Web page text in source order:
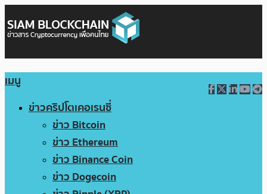
เมนู
ข่าวคริปโตเคอเรนซี่
ข่าว Bitcoin
ข่าว Ethereum
ข่าว Binance Coin
ข่าว Dogecoin